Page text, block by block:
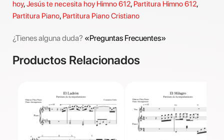
hoy,Jesús te necesita hoy Himno 612, Partitura Himno 612,
Partitura Piano, Partitura Piano Cristiano
¿Tienes alguna duda? «Preguntas Frecuentes»
Productos Relacionados